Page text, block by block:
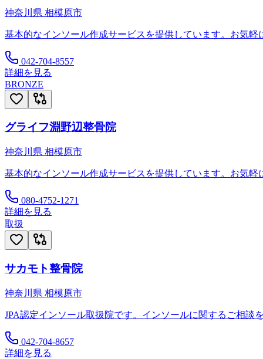
神奈川県 相模原市
基本的なインソール作成サービスを提供しています。お気軽
042-704-8557
詳細を見る
BRONZE
グライフ淵野辺整骨院
神奈川県 相模原市
基本的なインソール作成サービスを提供しています。お気軽
080-4752-1271
詳細を見る
取扱
サカモト整骨院
神奈川県 相模原市
JPA認定インソール取扱院です。インソールに関するご相談
042-704-8657
詳細を見る